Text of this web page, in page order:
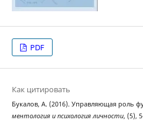
PDF
Как цитировать
Букалов, А. (2016). Управляющая роль
ментология и психология личности, (5),